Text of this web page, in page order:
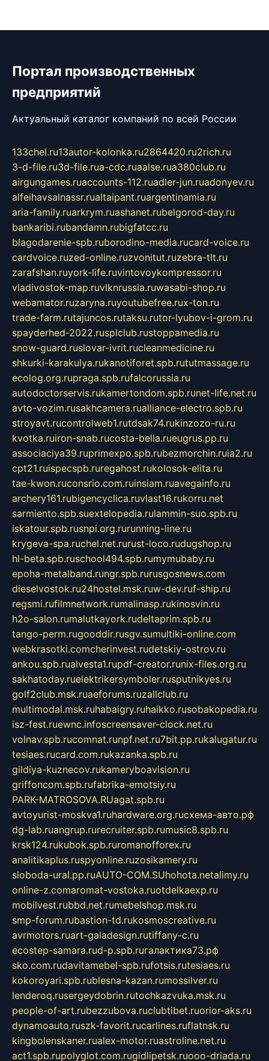
Портал производственных
предприятий
Актуальный каталог компаний по всей России
133chel.ru13autor-kolonka.ru2864420.ru2rich.ru
3-d-file.ru3d-file.rua-cdc.ruaalse.rua380club.ru
airgungames.ruaccounts-112.ruadler-jun.ruadonyev.ru
alfeihavsalnassr.rualtaipant.ruargentinamia.ru
aria-family.ruarkrym.ruashanet.rubelgorod-day.ru
bankaribi.rubandamn.rubigfatcc.ru
blagodarenie-spb.ruborodino-media.rucard-voice.ru
cardvoice.ruzed-online.ruzvonitut.ruzebra-tlt.ru
zarafshan.ruyork-life.ruvintovoykompressor.ru
vladivostok-map.ruvlknrussia.ruwasabi-shop.ru
webamator.ruzaryna.ruyoutubefree.rux-ton.ru
trade-farm.rutajuncos.rutaksu.rutor-lyubov-i-grom.ru
spayderhed-2022.rusplclub.rustoppamedia.ru
snow-guard.ruslovar-ivrit.rucleanmedicine.ru
shkurki-karakulya.rukanotiforet.spb.rututmassage.ru
ecolog.org.rupraga.spb.rufalcorussia.ru
autodoctorservis.rukamertondom.spb.runet-life.net.ru
avto-vozim.rusakhcamera.rualliance-electro.spb.ru
stroyavt.rucontrolweb1.rutdsak74.rukinzozo-ru.ru
kvotka.ruiron-snab.rucosta-bella.rueugrus.pp.ru
associaciya39.ruprimexpo.spb.rubezmorchin.ruia2.ru
cpt21.ruispecspb.ruregahost.rukolosok-elita.ru
tae-kwon.ruconsrio.com.ruinsiam.ruavegainfo.ru
archery161.rubigencyclica.ruvlast16.rukorru.net
sarmiento.spb.suextelopedia.rulammin-suo.spb.ru
iskatour.spb.rusnpi.org.rurunning-line.ru
krygeva-spa.ruchel.net.rurust-loco.rudugshop.ru
hl-beta.spb.ruschool494.spb.rumymubaby.ru
epoha-metalband.rungr.spb.rurusgosnews.com
dieselvostok.ru24hostel.msk.ruw-dev.ruf-ship.ru
regsmi.rufilmnetwork.rumalinasp.rukinosvin.ru
h2o-salon.rumalutkayork.rudeltaprim.spb.ru
tango-perm.rugooddir.rusgv.sumultiki-online.com
webkrasotki.comcherinvest.rudetskiy-ostrov.ru
ankou.spb.rualvesta1.rupdf-creator.runix-files.org.ru
sakhatoday.ruelektrikersymboler.rusputnikyes.ru
golf2club.msk.ruaeforums.ruzallclub.ru
multimodal.msk.ruhabaigry.ruhaikko.rusobakopedia.ru
isz-fest.ruewnc.infoscreensaver-clock.net.ru
volnav.spb.rucomnat.runpf.net.ru7bit.pp.rukalugatur.ru
tesiaes.rucard.com.rukazanka.spb.ru
gildiya-kuznecov.rukameryboavision.ru
griffoncom.spb.rufabrika-emotsiy.ru
PARK-MATROSOVA.RUagat.spb.ru
avtoyurist-moskva1.ruhardware.org.ruсхема-авто.рф
dg-lab.ruangrup.rurecruiter.spb.rumusic8.spb.ru
krsk124.rukubok.spb.ruromanofforex.ru
analitikaplus.ruspyonline.ruzosikamery.ru
sloboda-ural.pp.ruAUTO-COM.SUhohota.netalimy.ru
online-z.comaromat-vostoka.ruotdelkaexp.ru
mobilvest.rubbd.net.rumebelshop.msk.ru
smp-forum.rubastion-td.rukosmoscreative.ru
avrmotors.ruart-galadesign.rutiffany-c.ru
ecostep-samara.rud-p.spb.ruгалактика73.рф
sko.com.rudavitamebel-spb.rufotsis.rutesiaes.ru
kokoroyari.spb.rublesna-kazan.rumossilver.ru
lenderoq.rusergeydobrin.rutochkazvuka.msk.ru
people-of-art.rubezzubova.ruclubtibet.ruorior-aks.ru
dynamoauto.ruszk-favorit.rucarlines.ruflatnsk.ru
kingbolenskaner.rualex-motor.ruastroline.net.ru
act1.spb.rupolyglot.com.rugidlipetsk.ruooo-driada.ru